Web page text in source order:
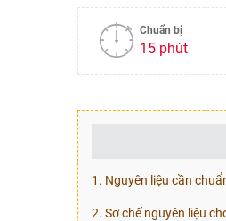
Chuẩn bị
15 phút
1. Nguyên liệu cần
2. Sơ chế nguyên liệu